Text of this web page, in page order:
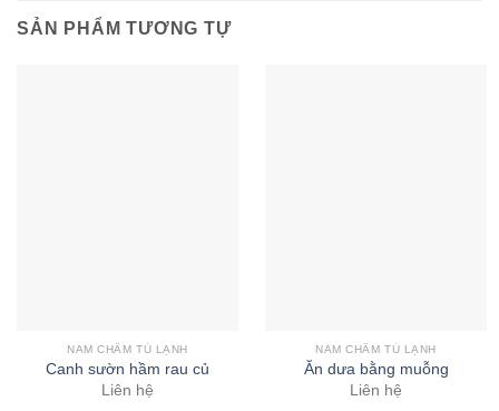
SẢN PHẨM TƯƠNG TỰ
NAM CHÂM TỦ LẠNH
Canh sườn hầm rau củ
Liên hệ
NAM CHÂM TỦ LẠNH
Ăn dưa bằng muỗng
Liên hệ